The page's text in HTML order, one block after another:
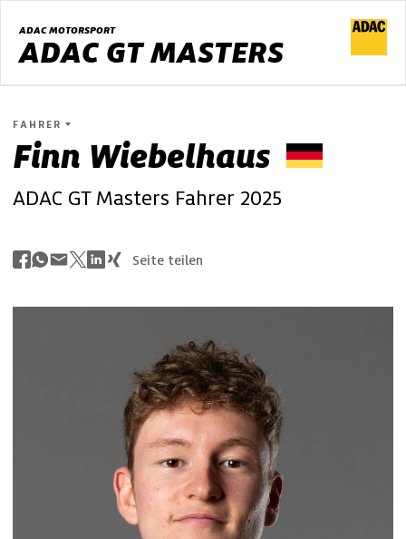
ADAC MOTORSPORT
ADAC GT MASTERS
FAHRER
Finn Wiebelhaus
ADAC GT Masters Fahrer 2025
Seite teilen